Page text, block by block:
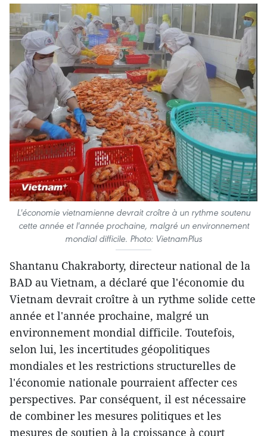
L'économie vietnamienne devrait croître à un rythme soutenu
cette année et l'année prochaine, malgré un environnement
mondial difficile. Photo: VietnamPlus
Shantanu Chakraborty, directeur national de la
BAD au Vietnam, a déclaré que l'économie du
Vietnam devrait croître à un rythme solide cette
année et l'année prochaine, malgré un
environnement mondial difficile. Toutefois,
selon lui, les incertitudes géopolitiques
mondiales et les restrictions structurelles de
l'économie nationale pourraient affecter ces
perspectives. Par conséquent, il est nécessaire
de combiner les mesures politiques et les
mesures de soutien à la croissance à court